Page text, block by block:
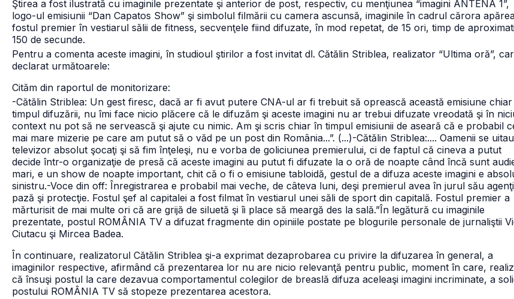
Ştirea a fost ilustrată cu imaginile prezentate şi anterior de post, respectiv, cu menţiunea “imagini ANTENA 1”,
logo-ul emisiunii “Dan Capatos Show” şi simbolul filmării cu camera ascunsă, imaginile în cadrul cărora
fostul premier în vestiarul sălii de fitness, secvenţele fiind difuzate, în mod repetat, de 15 ori, timp de
150 de secunde.
Pentru a comenta aceste imagini, în studioul ştirilor a fost invitat dl. Cătălin Striblea, realizator “Ultima oră”,
declarat următoarele:
Cităm din raportul de monitorizare:
-Cătălin Striblea: Un gest firesc, dacă ar fi avut putere CNA-ul ar fi trebuit să oprească această emisiune
timpul difuzării, nu îmi face nicio plăcere că le difuzăm şi aceste imagini nu ar trebui difuzate vreodată şi în
context nu pot să ne servească şi ajute cu nimic. Am şi scris chiar în timpul emisiunii de aseară că e probabil
mai mare mizerie pe care am putut să o văd pe un post din România...”. (...)-Cătălin Striblea:.... Oamenii se
televizor absolut şocaţi şi să fim înţeleşi, nu e vorba de goliciunea premierului, ci de faptul că cineva a putut
decide într-o organizaţie de presă că aceste imagini au putut fi difuzate la o oră de noapte când încă sunt
mari, e un show de noapte important, chit că o fi o emisiune tabloidă, gestul de a difuza aceste imagini e
sinistru.-Voce din off: Înregistrarea e probabil mai veche, de câteva luni, deşi premierul avea în jurul său
pază şi protecţie. Fostul şef al capitalei a fost filmat în vestiarul unei săli de sport din capitală. Fostul premier a
mărturisit de mai multe ori că are grijă de siluetă şi îi place să meargă des la sală.”În legătură cu imaginile
prezentate, postul ROMÂNIA TV a difuzat fragmente din opiniile postate pe blogurile personale de jurnaliştii
Ciutacu şi Mircea Badea.
În continuare, realizatorul Cătălin Striblea şi-a exprimat dezaprobarea cu privire la difuzarea în general, a
imaginilor respective, afirmând că prezentarea lor nu are nicio relevanţă pentru public, moment în care,
că însuşi postul la care dezavua comportamentul colegilor de breaslă difuza aceleaşi imagini incriminate, a
postului ROMÂNIA TV să stopeze prezentarea acestora.